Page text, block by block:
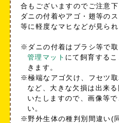
合もございますのでご注意下
ダニの付着やアゴ・翅等の
等に軽度なマヒなどが見ら
※ダニの付着はブラシ等で
管理マット にて飼育する
きます。
※極端なアゴ欠け、フセツ
など、大きな欠損は出来
いたしますので、画像等
い。
※野外生体の種判別間違い(